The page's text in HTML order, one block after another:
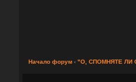
Начало форум ‹ "О, СПОМНЯТЕ ЛИ